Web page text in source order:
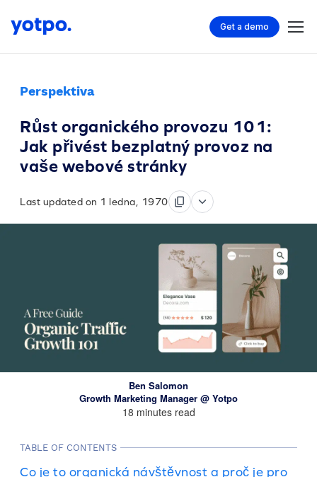
Get a demo
Perspektiva
Růst organického provozu 101:
Jak přivést bezplatný provoz na
vaše webové stránky
Last updated on 1 ledna, 1970
Ben Salomon
Growth Marketing Manager @ Yotpo
18 minutes read
TABLE OF CONTENTS
Co je to organická návštěvnost a proč je pro